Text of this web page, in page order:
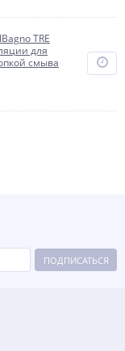
TRE
для
смыва
ПОДПИСАТЬСЯ